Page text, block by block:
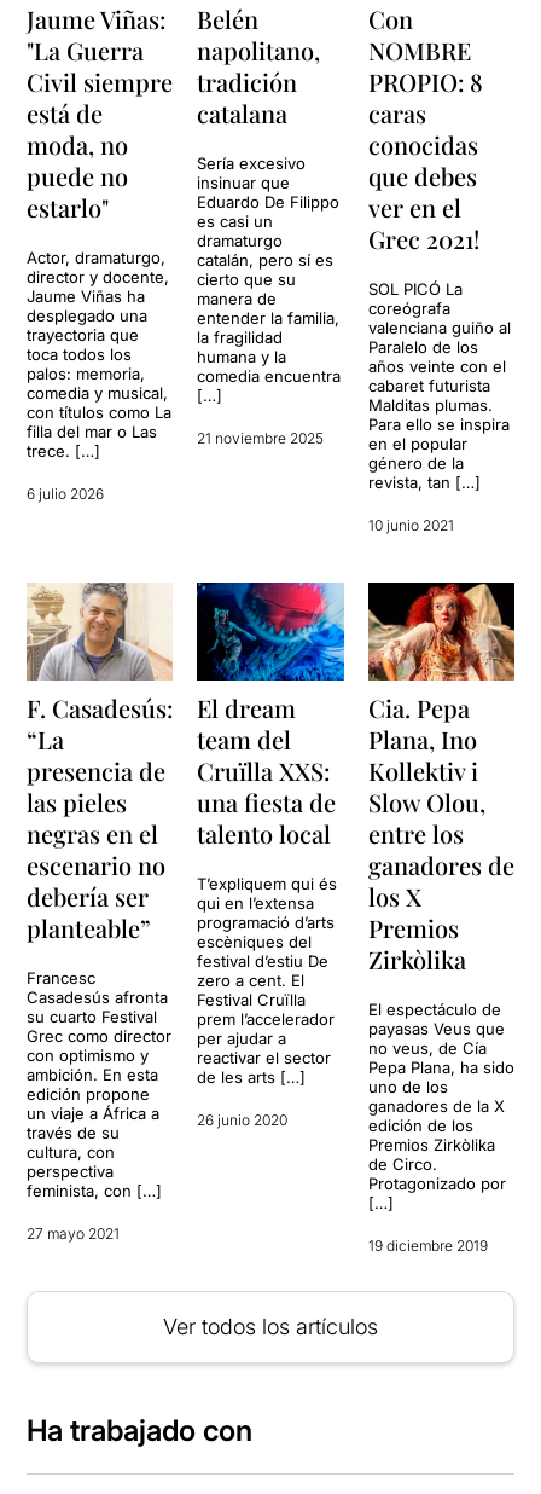
Jaume Viñas:
"La Guerra
Civil siempre
está de
moda, no
puede no
estarlo"
Actor, dramaturgo,
director y docente,
Jaume Viñas ha
desplegado una
trayectoria que
toca todos los
palos: memoria,
comedia y musical,
con títulos como La
filla del mar o Las
trece. […]
6 julio 2026
Belén
napolitano,
tradición
catalana
Sería excesivo
insinuar que
Eduardo De Filippo
es casi un
dramaturgo
catalán, pero sí es
cierto que su
manera de
entender la familia,
la fragilidad
humana y la
comedia encuentra
[…]
21 noviembre 2025
Con
NOMBRE
PROPIO: 8
caras
conocidas
que debes
ver en el
Grec 2021!
SOL PICÓ La
coreógrafa
valenciana guiño al
Paralelo de los
años veinte con el
cabaret futurista
Malditas plumas.
Para ello se inspira
en el popular
género de la
revista, tan […]
10 junio 2021
F. Casadesús:
“La
presencia de
las pieles
negras en el
escenario no
debería ser
planteable”
Francesc
Casadesús afronta
su cuarto Festival
Grec como director
con optimismo y
ambición. En esta
edición propone
un viaje a África a
través de su
cultura, con
perspectiva
feminista, con […]
27 mayo 2021
El dream
team del
Cruïlla XXS:
una fiesta de
talento local
T’expliquem qui és
qui en l’extensa
programació d’arts
escèniques del
festival d’estiu De
zero a cent. El
Festival Cruïlla
prem l’accelerador
per ajudar a
reactivar el sector
de les arts […]
26 junio 2020
Cia. Pepa
Plana, Ino
Kollektiv i
Slow Olou,
entre los
ganadores de
los X
Premios
Zirkòlika
El espectáculo de
payasas Veus que
no veus, de Cía
Pepa Plana, ha sido
uno de los
ganadores de la X
edición de los
Premios Zirkòlika
de Circo.
Protagonizado por
[…]
19 diciembre 2019
Ver todos los artículos
Ha trabajado con